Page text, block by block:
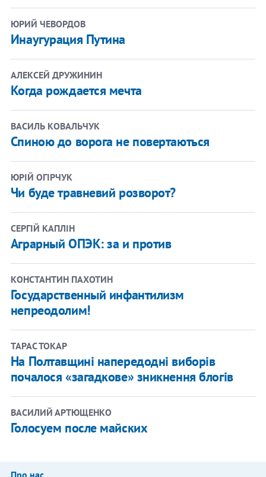
ЮРИЙ ЧЕВОРДОВ
Инаугурация Путина
АЛЕКСЕЙ ДРУЖИНИН
Когда рождается мечта
ВАСИЛЬ КОВАЛЬЧУК
Спиною до ворога не повертаються
ЮРІЙ ОГІРЧУК
Чи буде травневий розворот?
СЕРГІЙ КАПЛІН
Аграрный ОПЭК: за и против
КОНСТАНТИН ПАХОТИН
Государственный инфантилизм
непреодолим!
ТАРАС ТОКАР
На Полтавщині напередодні виборів
почалося «загадкове» зникнення блогів
ВАСИЛИЙ АРТЮЩЕНКО
Голосуем после майских
Про нас